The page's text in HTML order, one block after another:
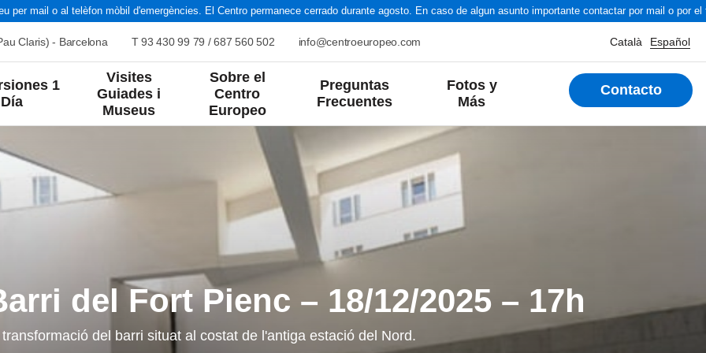
mail o al telèfon mòbil d'emergències. El Centro permanece cerrado durante agosto. En caso de algun asunto importante contactar por mail o por el
Claris) - Barcelona T93 430 99 79 /687 560 502 info@centroeuropeo.com Català Español
Verano
Grandes Viajes
Naturaleza
Paisajes
Europa
Resto del
Mundo
1
Día
Visites
Guiades i
Museus
Sobre el
Centro
Europeo
Preguntas
Frecuentes
Fotos y
Más
Contacto
del Fort Pienc – 18/12/2025 – 17h
del barri situat al costat de l'antiga estació del Nord.